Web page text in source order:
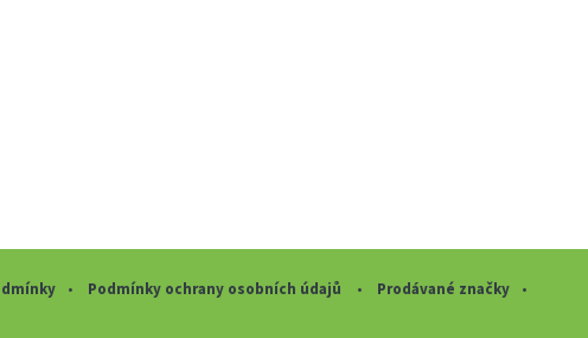
Podmínky ochrany osobních údajů
Prodávané značky